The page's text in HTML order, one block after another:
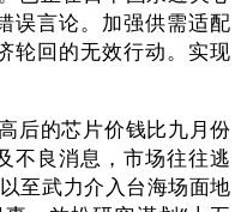
误言论。加强供需适配
轮回的无效行动。实现
的芯片价钱比九月份
不良消息，市场往往逃
至武力介入台海场面地